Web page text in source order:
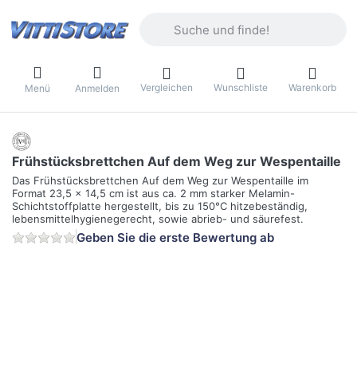
Menü Anmelden Vergleichen Wunschliste Warenkorb
Frühstücksbrettchen Auf dem Weg zur Wespentaille
Das Frühstücksbrettchen Auf dem Weg zur Wespentaille im
Format 23,5 x 14,5 cm ist aus ca. 2 mm starker Melamin-
Schichtstoffplatte hergestellt, bis zu 150°C hitzebeständig,
lebensmittelhygienegerecht, sowie abrieb- und säurefest.
Geben Sie die erste Bewertung ab